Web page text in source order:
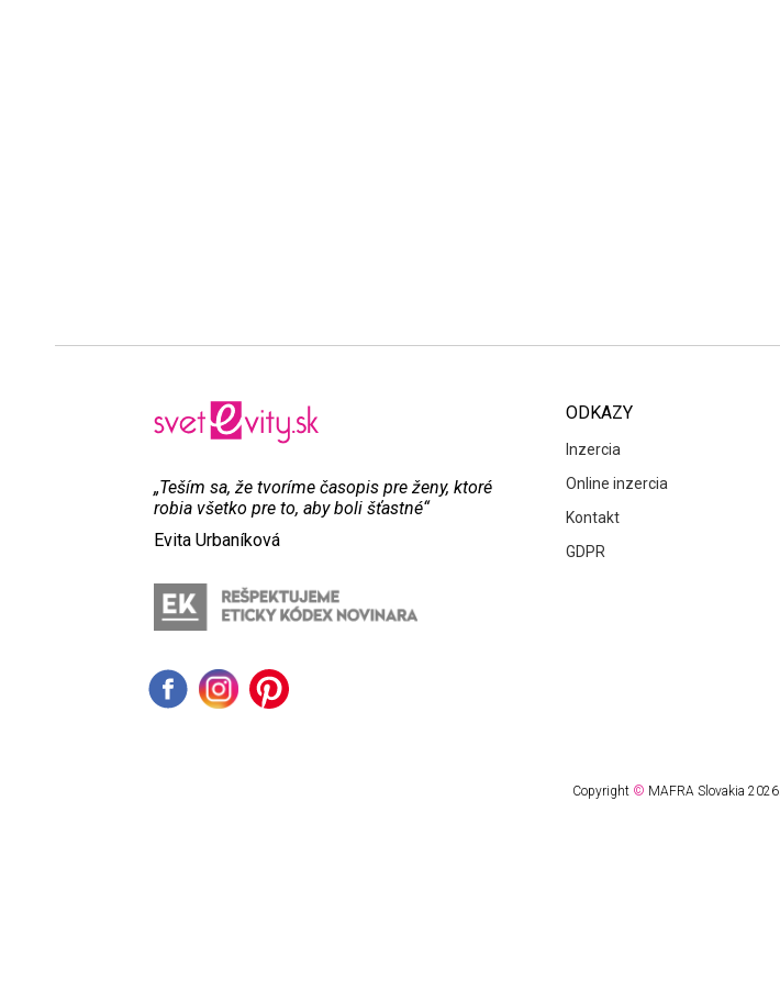
„Teším sa, že tvoríme časopis pre ženy, ktoré
robia všetko pre to, aby boli šťastné“
Evita Urbaníková
ODKAZY
Inzercia
Online inzercia
Kontakt
GDPR
Copyright © MAFRA Slovakia 2026.